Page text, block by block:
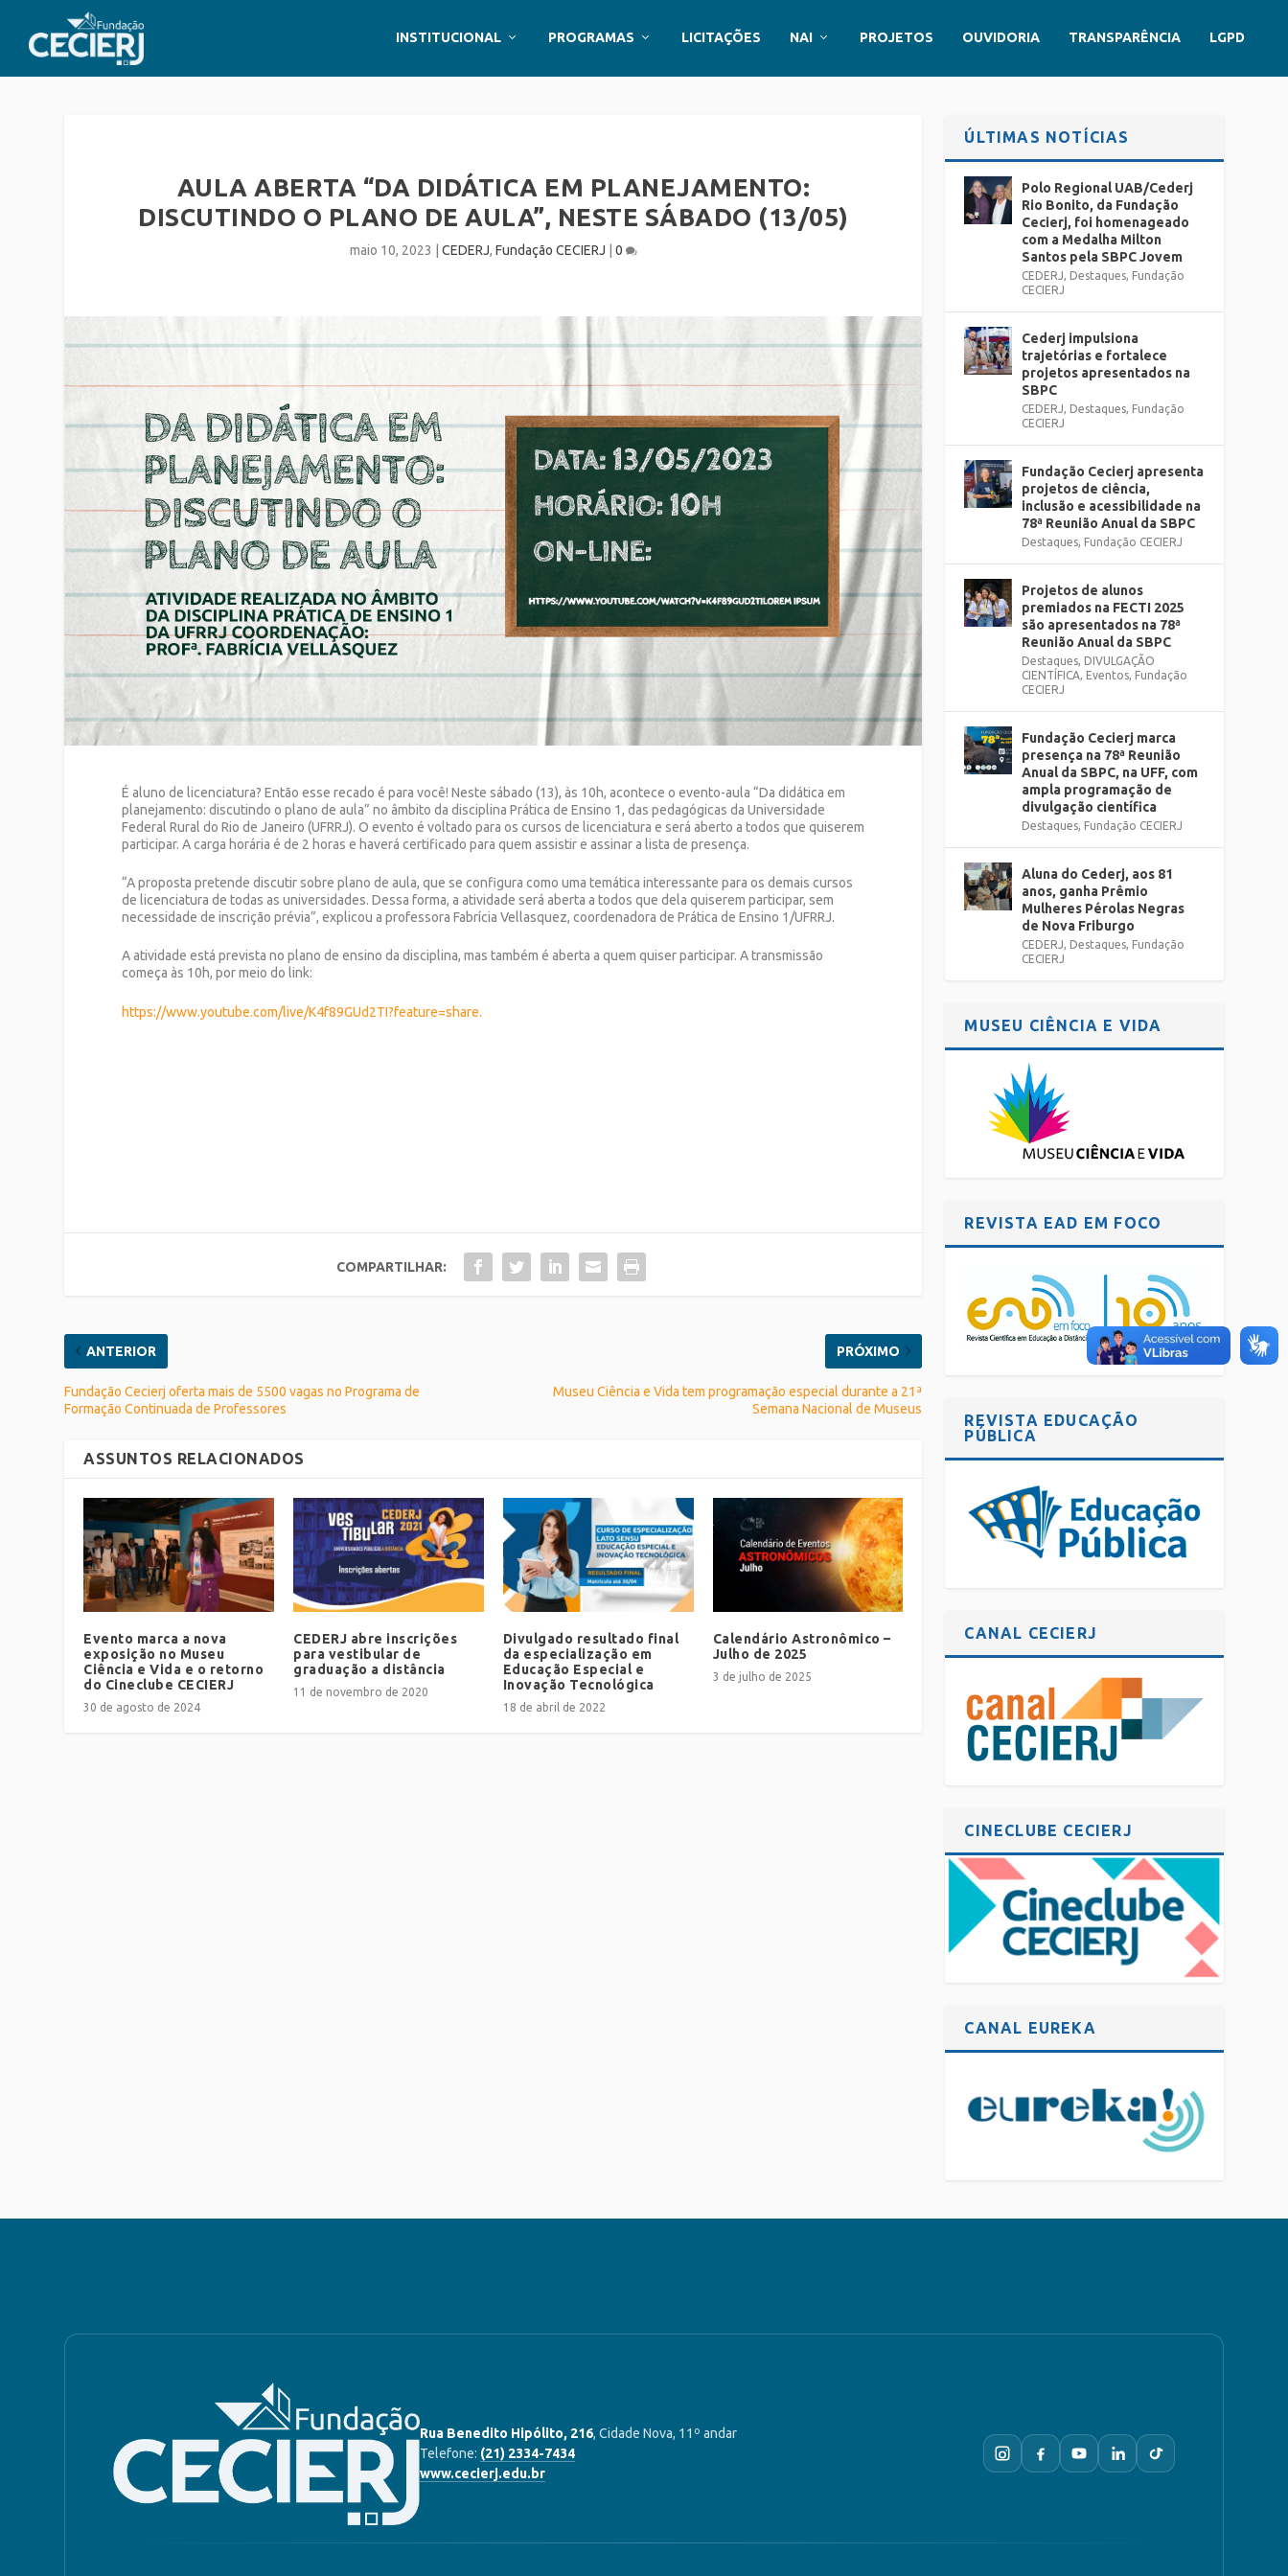
INSTITUCIONAL PROGRAMAS LICITAÇÕES NAI PROJETOS OUVIDORIA TRANSPARÊNCIA LGPD
AULA ABERTA “DA DIDÁTICA EM PLANEJAMENTO:
DISCUTINDO O PLANO DE AULA”, NESTE SÁBADO (13/05)
maio 10, 2023 CEDERJ, Fundação CECIERJ 0
É aluno de licenciatura? Então esse recado é para você! Neste sábado (13), às 10h, acontece o evento-aula “Da didática em
planejamento: discutindo o plano de aula” no âmbito da disciplina Prática de Ensino 1, das pedagógicas da Universidade
Federal Rural do Rio de Janeiro (UFRRJ). O evento é voltado para os cursos de licenciatura e será aberto a todos que quiserem
participar. A carga horária é de 2 horas e haverá certificado para quem assistir e assinar a lista de presença.
“A proposta pretende discutir sobre plano de aula, que se configura como uma temática interessante para os demais cursos
de licenciatura de todas as universidades. Dessa forma, a atividade será aberta a todos que dela quiserem participar, sem
necessidade de inscrição prévia”, explicou a professora Fabrícia Vellasquez, coordenadora de Prática de Ensino 1/UFRRJ.
A atividade está prevista no plano de ensino da disciplina, mas também é aberta a quem quiser participar. A transmissão
começa às 10h, por meio do link:
https://www.youtube.com/live/K4f89GUd2TI?feature=share.
COMPARTILHAR:
ANTERIOR
Fundação Cecierj oferta mais de 5500 vagas no Programa de
Formação Continuada de Professores
PRÓXIMO
Museu Ciência e Vida tem programação especial durante a 21ª
Semana Nacional de Museus
ASSUNTOS RELACIONADOS
Evento marca a nova
exposição no Museu
Ciência e Vida e o retorno
do Cineclube CECIERJ
30 de agosto de 2024
CEDERJ abre inscrições
para vestibular de
graduação a distância
11 de novembro de 2020
Divulgado resultado final
da especialização em
Educação Especial e
Inovação Tecnológica
18 de abril de 2022
Calendário Astronômico –
Julho de 2025
3 de julho de 2025
ÚLTIMAS NOTÍCIAS
Polo Regional UAB/Cederj
Rio Bonito, da Fundação
Cecierj, foi homenageado
com a Medalha Milton
Santos pela SBPC Jovem
CEDERJ, Destaques, Fundação
CECIERJ
Cederj impulsiona
trajetórias e fortalece
projetos apresentados na
SBPC
CEDERJ, Destaques, Fundação
CECIERJ
Fundação Cecierj apresenta
projetos de ciência,
inclusão e acessibilidade na
78ª Reunião Anual da SBPC
Destaques, Fundação CECIERJ
Projetos de alunos
premiados na FECTI 2025
são apresentados na 78ª
Reunião Anual da SBPC
Destaques, DIVULGAÇÃO
CIENTÍFICA, Eventos, Fundação
CECIERJ
Fundação Cecierj marca
presença na 78ª Reunião
Anual da SBPC, na UFF, com
ampla programação de
divulgação científica
Destaques, Fundação CECIERJ
Aluna do Cederj, aos 81
anos, ganha Prêmio
Mulheres Pérolas Negras
de Nova Friburgo
CEDERJ, Destaques, Fundação
CECIERJ
MUSEU CIÊNCIA E VIDA
REVISTA EAD EM FOCO
REVISTA EDUCAÇÃO
PÚBLICA
CANAL CECIERJ
CINECLUBE CECIERJ
CANAL EUREKA
Rua Benedito Hipólito, 216, Cidade Nova, 11º andar
Telefone: (21) 2334-7434
www.cecierj.edu.br